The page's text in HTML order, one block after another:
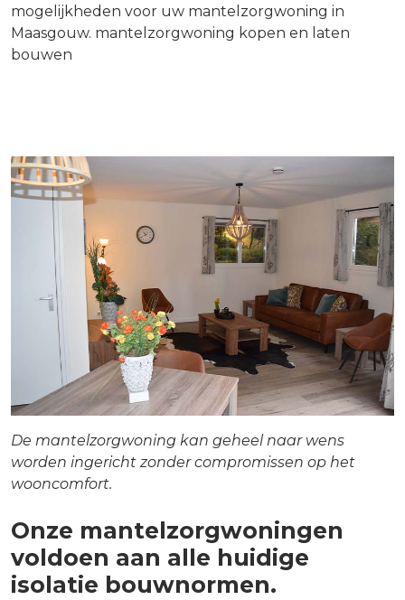
mogelijkheden voor uw mantelzorgwoning in
Maasgouw. mantelzorgwoning kopen en laten
bouwen
De mantelzorgwoning kan geheel naar wens
worden ingericht zonder compromissen op het
wooncomfort.
Onze mantelzorgwoningen
voldoen aan alle huidige
isolatie bouwnormen.